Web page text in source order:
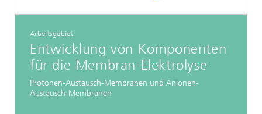
Arbeitsgebiet
Entwicklung von Komponenten
für die Membran-Elektrolyse
Protonen-Austausch-Membranen und Anionen-
Austausch-Membranen